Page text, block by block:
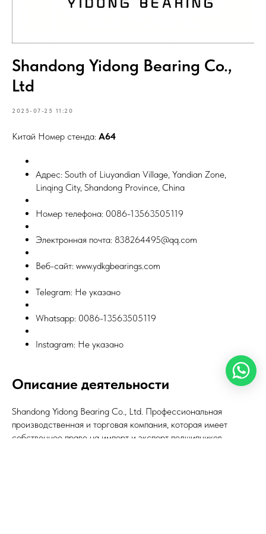
Shandong Yidong Bearing Co.,
Ltd
2025-07-25 11:20
Китай Номер стенда: A64
Адрес: South of Liuyandian Village, Yandian Zone,
Linqing City, Shandong Province, China
Номер телефона: 0086-13563505119
Электронная почта: 838264495@qq.com
Веб-сайт: www.ydkgbearings.com
Telegram: Не указано
Whatsapp: 0086-13563505119
Instagram: Не указано
Описание деятельности
Shandong Yidong Bearing Co., Ltd. Профессиональная
производственная и торговая компания, которая имеет
собственное право на импорт и экспорт подшипников.